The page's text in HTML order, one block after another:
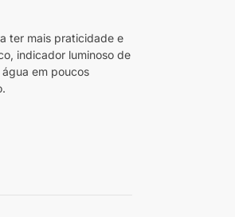
ter mais praticidade e
indicador luminoso de
em poucos